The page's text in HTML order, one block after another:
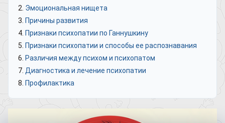
Эмоциональная нищета
Причины развития
Признаки психопатии по Ганнушкину
Признаки психопатии и способы ее распознавания
Различия между психом и психопатом
Диагностика и лечение психопатии
Профилактика